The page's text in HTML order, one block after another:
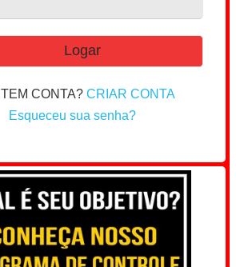
TEM CONTA?CRIAR CONTA
Esqueceu sua senha?